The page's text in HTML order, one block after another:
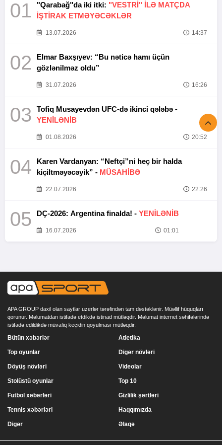
01 "Qarabağ"da iki itki: "VESTRİ" İLƏ MATÇDA
İŞTİRAK ETMƏYƏCƏKLƏR
13.07.2026 14:37
02
Elmar Baxşıyev: “Bu nəticə hamı üçün
gözlənilməz oldu”
31.07.2026 16:26
03
Tofiq Musayevdən UFC-də ikinci qələbə -
YENİLƏNİB
01.08.2026 20:52
04
Karen Vardanyan: “Neftçi”ni heç bir halda
kiçiltməyəcəyik” - MÜSAHİBƏ
22.07.2026 22:26
05 DÇ-2026: Argentina finalda! - YENİLƏNİB
16.07.2026 01:01
APA GROUP daxil olan saytlar uzerlər tərəfindən tam dəstəklənir. Müəllif hüquqları
qorunur. Məlumatdan istifadə etdikdə istinad mütləqdir. Məlumat internet səhifələrində
istifadə edildikdə müvafiq keçidin qoyulması mütləqdir.
Bütün xəbərlər
Top oyunlar
Döyüş növləri
Stolüstü oyunlar
Atletika
Digər növləri
Videolar
Top 10
Futbol xəbərləri
Tennis xəbərləri
Digər
Gizlilik şərtləri
Haqqımızda
Əlaqə